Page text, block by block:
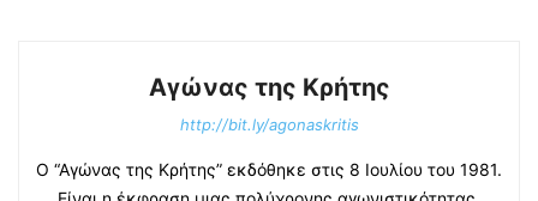
Αγώνας της Κρήτης
http://bit.ly/agonaskritis
Ο “Αγώνας της Κρήτης” εκδόθηκε στις 8 Ιουλίου του 1981.